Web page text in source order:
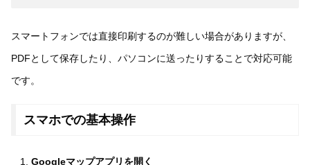
スマートフォンでは直接印刷するのが難しい場合がありますが、
PDFとして保存したり、パソコンに送ったりすることで対応可能
です。
スマホでの基本操作
Googleマップアプリを開く